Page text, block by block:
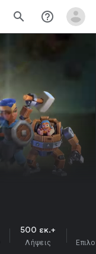
search help_outline
500 εκ.+
Λήψεις